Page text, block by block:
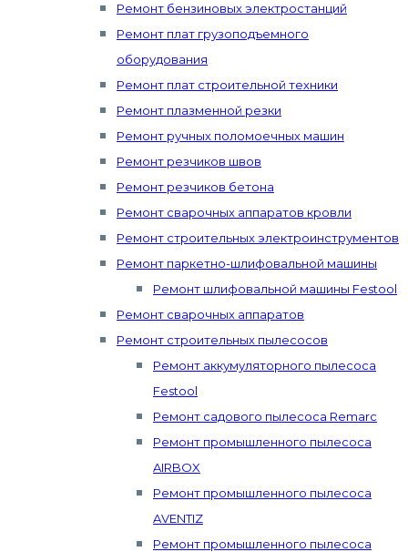
Ремонт бензиновых электростанций
Ремонт плат грузоподъемного
оборудования
Ремонт плат строительной техники
Ремонт плазменной резки
Ремонт ручных поломоечных машин
Ремонт резчиков швов
Ремонт резчиков бетона
Ремонт сварочных аппаратов кровли
Ремонт строительных электроинструментов
Ремонт паркетно-шлифовальной машины
Ремонт шлифовальной машины Festool
Ремонт сварочных аппаратов
Ремонт строительных пылесосов
Ремонт аккумуляторного пылесоса
Festool
Ремонт садового пылесоса Remarc
Ремонт промышленного пылесоса
AIRBOX
Ремонт промышленного пылесоса
AVENTIZ
Ремонт промышленного пылесоса